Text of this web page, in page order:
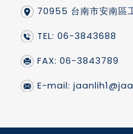
70955 台南市安南區
TEL: 06-3843688
FAX: 06-3843789
E-mail: